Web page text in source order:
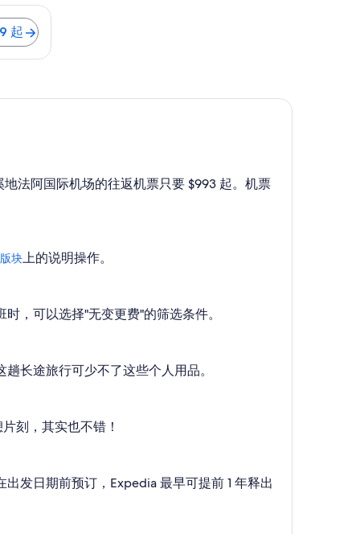
$1,679 起
起
法阿国际机场的往返机票只要 $993 起。机票
块上的说明操作。
，可以选择"无变更费"的筛选条件。
长途旅行可少不了这些个人用品。
刻，其实也不错！
发日期前预订，Expedia 最早可提前 1 年释出